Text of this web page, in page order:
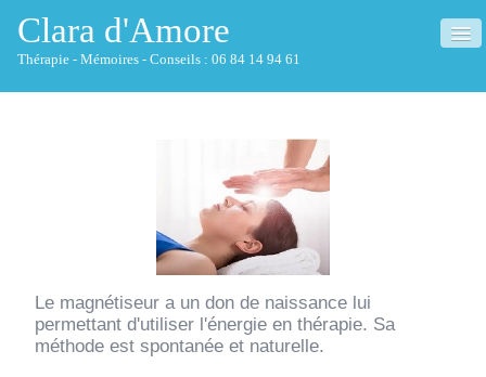
Clara d'Amore
Thérapie - Mémoires - Conseils : 06 84 14 94 61
NETTOYAGE HABITAT
Le magnétiseur a un don de naissance lui
permettant d'utiliser l'énergie en thérapie. Sa
méthode est spontanée et naturelle.